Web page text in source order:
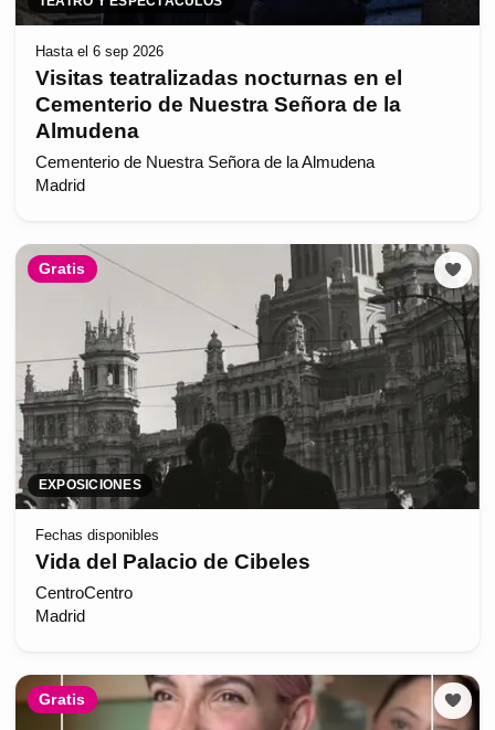
Hasta el 6 sep 2026
Visitas teatralizadas nocturnas en el
Cementerio de Nuestra Señora de la
Almudena
Cementerio de Nuestra Señora de la Almudena
Madrid
Gratis
EXPOSICIONES
Fechas disponibles
Vida del Palacio de Cibeles
CentroCentro
Madrid
Gratis